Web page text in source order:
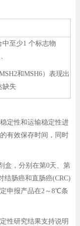
中至少1 个标志物
和MSH6）表现出
缺失
定性和运输稳定性进
有效保存时间，同时
，分别在第0天、第
结肠癌和直肠癌(CRC)
申报产品在2～8℃条
性研究结果支持说明